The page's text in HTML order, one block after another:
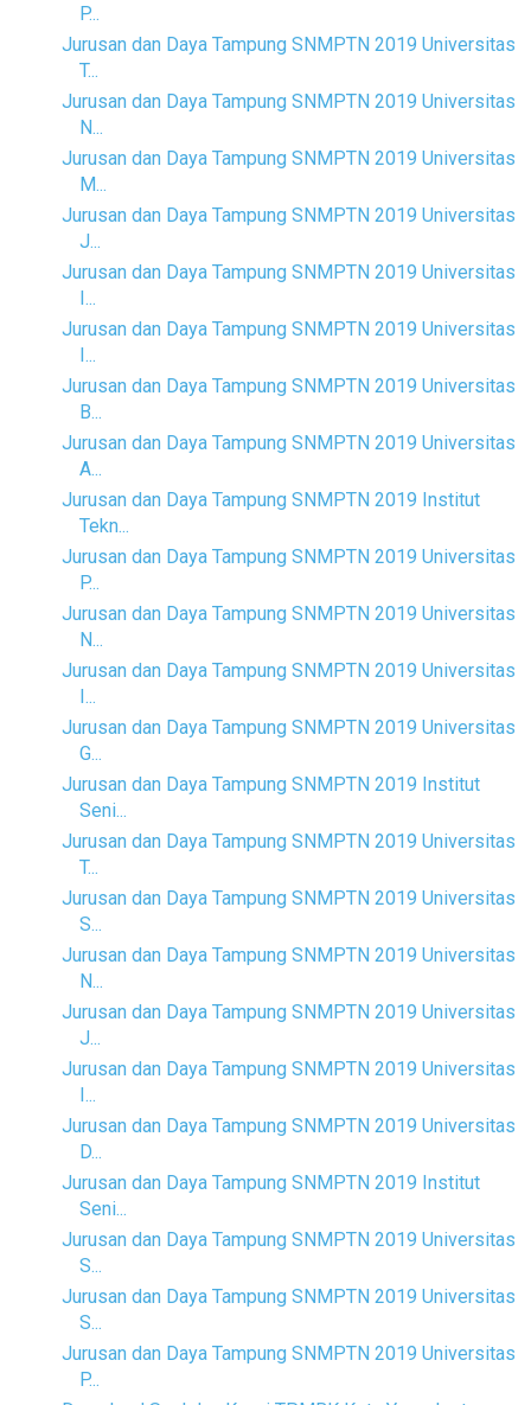
P...
Jurusan dan Daya Tampung SNMPTN 2019 Universitas
T...
Jurusan dan Daya Tampung SNMPTN 2019 Universitas
N...
Jurusan dan Daya Tampung SNMPTN 2019 Universitas
M...
Jurusan dan Daya Tampung SNMPTN 2019 Universitas
J...
Jurusan dan Daya Tampung SNMPTN 2019 Universitas
I...
Jurusan dan Daya Tampung SNMPTN 2019 Universitas
I...
Jurusan dan Daya Tampung SNMPTN 2019 Universitas
B...
Jurusan dan Daya Tampung SNMPTN 2019 Universitas
A...
Jurusan dan Daya Tampung SNMPTN 2019 Institut
Tekn...
Jurusan dan Daya Tampung SNMPTN 2019 Universitas
P...
Jurusan dan Daya Tampung SNMPTN 2019 Universitas
N...
Jurusan dan Daya Tampung SNMPTN 2019 Universitas
I...
Jurusan dan Daya Tampung SNMPTN 2019 Universitas
G...
Jurusan dan Daya Tampung SNMPTN 2019 Institut
Seni...
Jurusan dan Daya Tampung SNMPTN 2019 Universitas
T...
Jurusan dan Daya Tampung SNMPTN 2019 Universitas
S...
Jurusan dan Daya Tampung SNMPTN 2019 Universitas
N...
Jurusan dan Daya Tampung SNMPTN 2019 Universitas
J...
Jurusan dan Daya Tampung SNMPTN 2019 Universitas
I...
Jurusan dan Daya Tampung SNMPTN 2019 Universitas
D...
Jurusan dan Daya Tampung SNMPTN 2019 Institut
Seni...
Jurusan dan Daya Tampung SNMPTN 2019 Universitas
S...
Jurusan dan Daya Tampung SNMPTN 2019 Universitas
S...
Jurusan dan Daya Tampung SNMPTN 2019 Universitas
P...